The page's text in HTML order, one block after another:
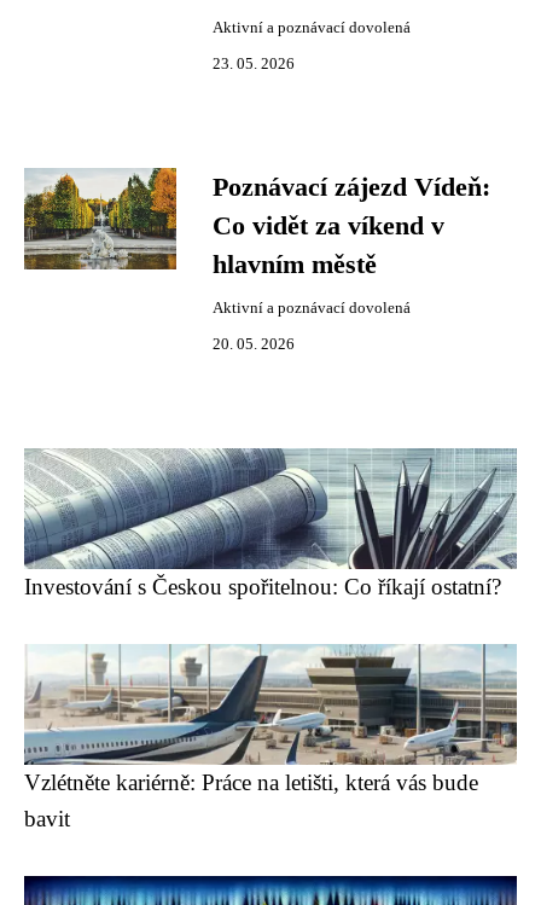
Aktivní a poznávací dovolená
23. 05. 2026
Poznávací zájezd Vídeň:
Co vidět za víkend v
hlavním městě
Aktivní a poznávací dovolená
20. 05. 2026
Investování s Českou spořitelnou: Co říkají ostatní?
Vzlétněte kariérně: Práce na letišti, která vás bude
bavit